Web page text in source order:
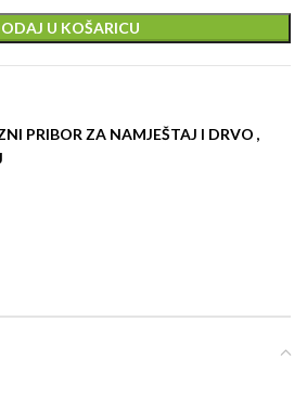
U KOŠARICU
PRIBOR ZA NAMJEŠTAJ I DRVO ,